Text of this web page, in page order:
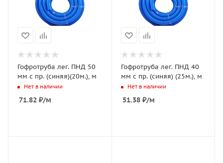
Гофротруба лег. ПНД 50
мм с пр. (синяя)(20м.), м
Нет в наличии
71.82 ₽/м
Гофротруба лег. ПНД 40
мм с пр. (синяя) (25м.), м
Нет в наличии
51.38₽/м